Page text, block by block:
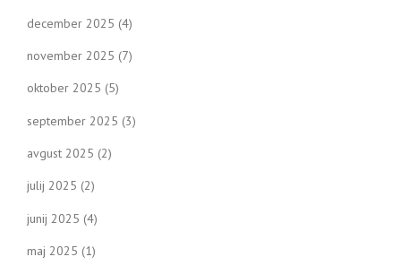
december 2025 (4)
november 2025 (7)
oktober 2025 (5)
september 2025 (3)
avgust 2025 (2)
julij 2025 (2)
junij 2025 (4)
maj 2025 (1)